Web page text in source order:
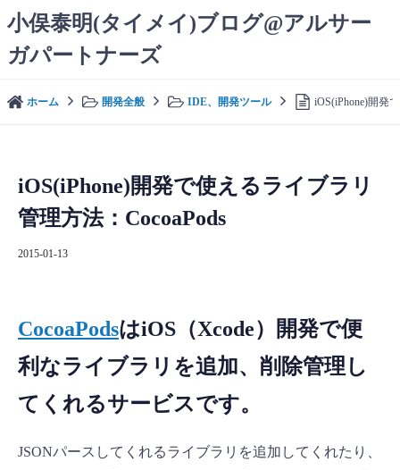
ン
テ
ツ
小俣泰明(タイメイ)ブログ@アルサー
ガパートナーズ
ホーム 開発全般 IDE、開発ツール iOS(iPhone)開発
iOS(iPhone)開発で使えるライブラリ
管理方法：CocoaPods
2015-01-13
CocoaPodsはiOS（Xcode）開発で便
利なライブラリを追加、削除管理し
てくれるサービスです。
JSONパースしてくれるライブラリを追加してくれたり、